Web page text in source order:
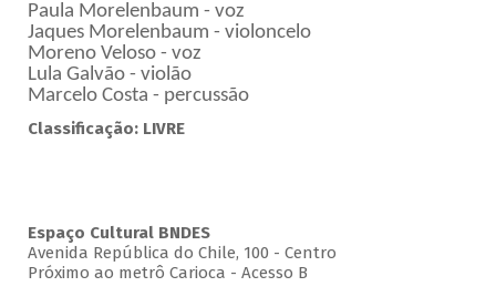
Paula Morelenbaum - voz
Jaques Morelenbaum - violoncelo
Moreno Veloso - voz
Lula Galvão - violão
Marcelo Costa - percussão
Classificação: LIVRE
Espaço Cultural BNDES
Avenida República do Chile, 100 - Centro
Próximo ao metrô Carioca - Acesso B